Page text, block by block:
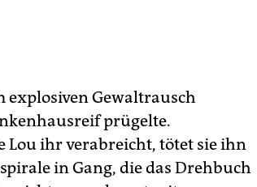
explosiven Gewaltrausch
prügelte.
Lou ihr verabreicht, tötet sie ihn
in Gang, die das Drehbuch